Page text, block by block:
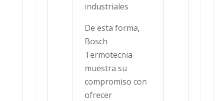
industriales
De esta forma,
Bosch
Termotecnia
muestra su
compromiso con
ofrecer